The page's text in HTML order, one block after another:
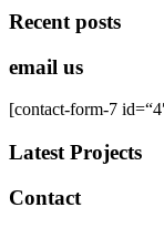
Recent posts
email us
[contact-form-7
Latest Projects
Contact